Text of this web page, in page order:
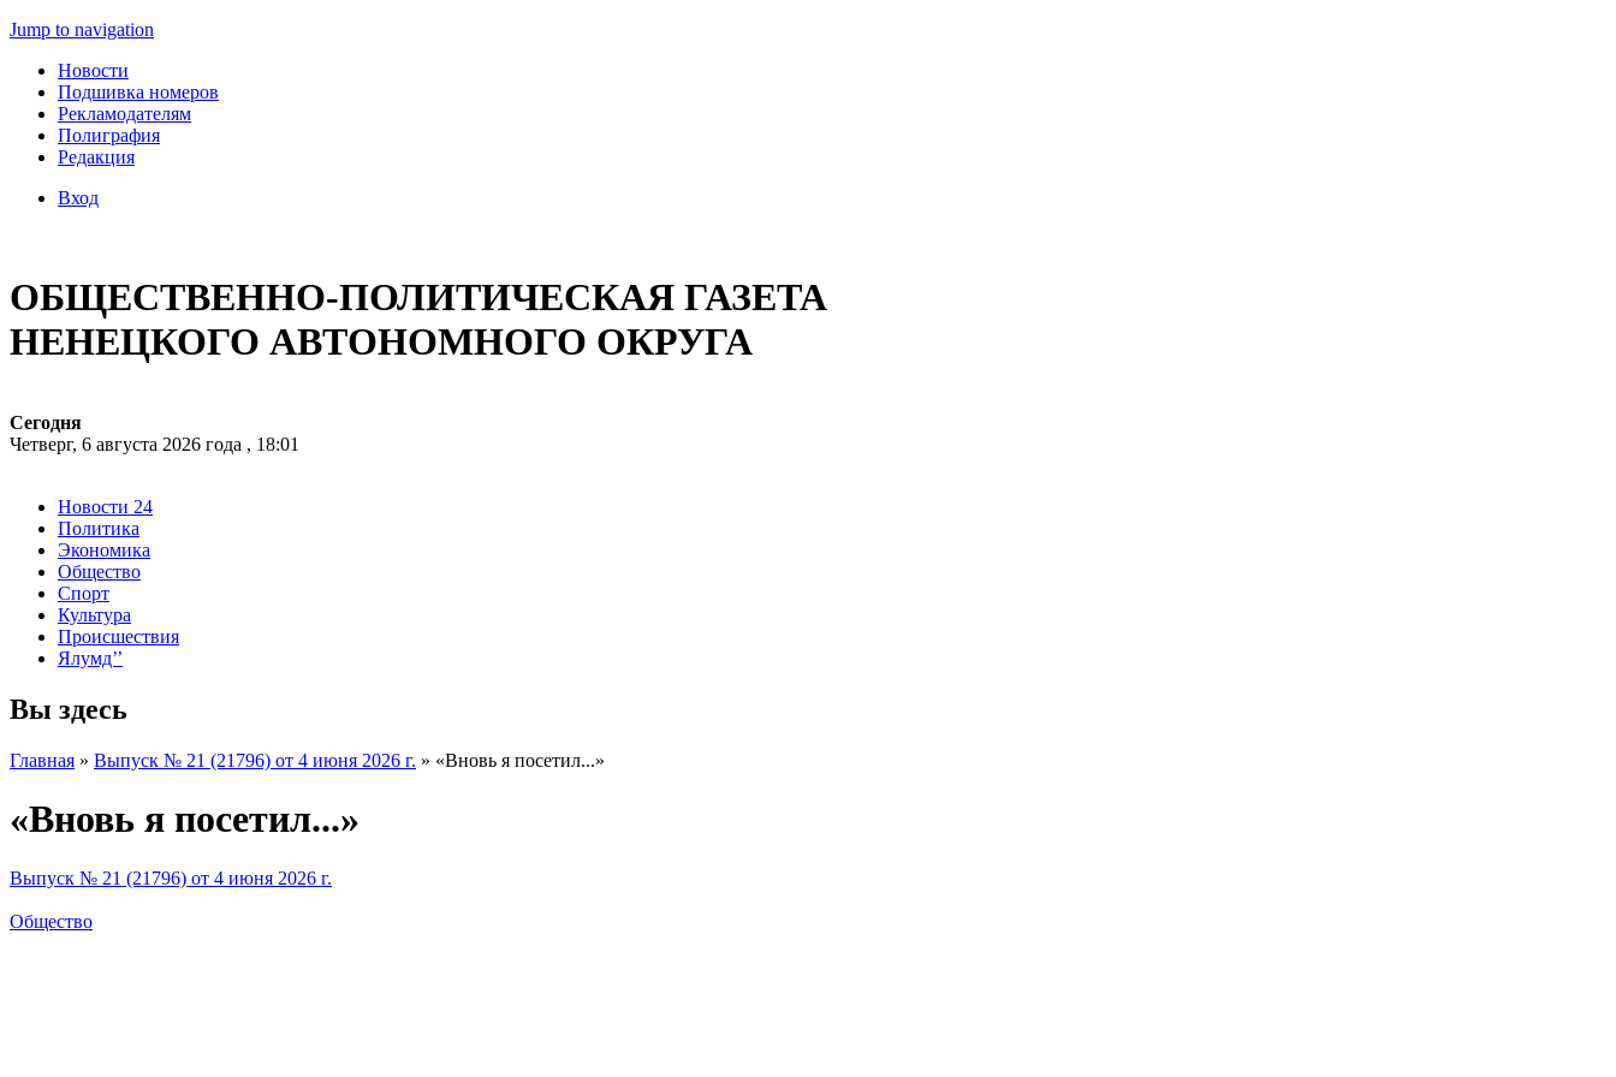
Jump to navigation
Новости
Подшивка номеров
Рекламодателям
Полиграфия
Редакция
Вход
ОБЩЕСТВЕННО-ПОЛИТИЧЕСКАЯ ГАЗЕТА
НЕНЕЦКОГО АВТОНОМНОГО ОКРУГА
Сегодня
Четверг, 6 августа 2026 года , 18:01
Новости 24
Политика
Экономика
Общество
Спорт
Культура
Происшествия
Ялумд’’
Вы здесь
Главная » Выпуск № 21 (21796) от 4 июня 2026 г. » «Вновь я посетил...»
«Вновь я посетил...»
Выпуск № 21 (21796) от 4 июня 2026 г.
Общество